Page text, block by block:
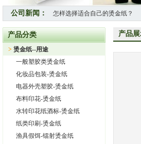
公司新闻：
怎样选择适合自己的烫金纸？
热烈祝贺上海旭饰实业有限公
上海旭饰实业有限公司—日本东
热烈祝贺上海旭饰实业有限公
热烈祝贺旭饰实业成为日本
上海旭饰实业有限公司——进口
怎样选择进口烫金纸
上海旭饰实业有限公司 专业供
产品分类
> 烫金纸--用途
一般塑胶类烫金纸
化妆品包装-烫金纸
电器外壳塑胶-烫金纸
布料印花-烫金纸
水转印花纸酒标-烫金纸
纸类印刷-烫金纸
渔具假饵-镭射烫金纸
产品